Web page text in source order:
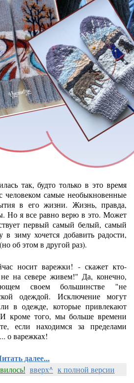
так, будто только в это время
человеком самые необыкновенные
в его жизни. Жизнь, правда,
Но я все равно верю в это. Может
первый самый белый, самый
зиму хочется добавить радости,
об этом в другой раз).
носит варежки! - скажет кто-
на севере живем!" Да, конечно,
своем большинстве "не
одеждой. Исключение могут
в одежде, которые привлекают
кроме того, мы больше времени
если находимся за пределами
о варежках!
далее...
вверх^ к полной версии